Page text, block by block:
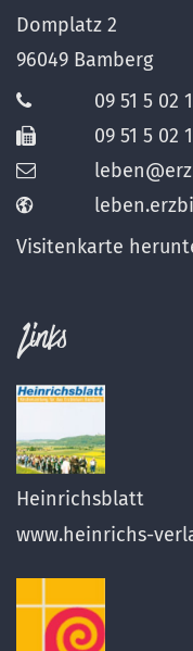
Domplatz 2
96049 Bamberg
09 51 5 02
09 51 5 02
Visitenkarte
Links
Heinrichsblatt
www.heinrichs-